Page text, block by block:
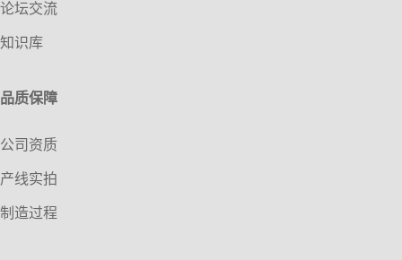
论坛交流
知识库
品质保障
公司资质
产线实拍
制造过程